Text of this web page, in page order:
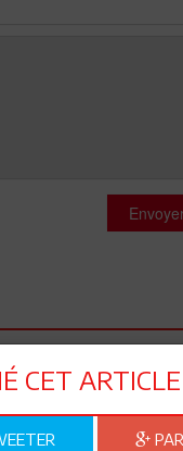
peuxla faire reculer...
sorte des classes
CET